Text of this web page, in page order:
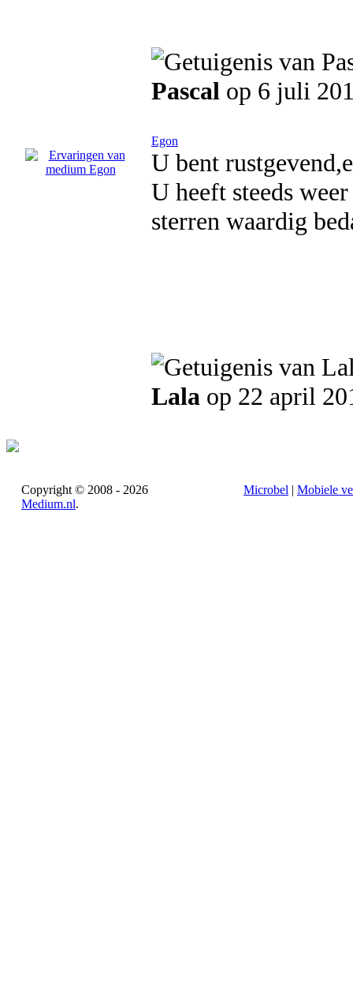
Pascal op 6 juli
Egon
U bent
U heeft steeds
sterren waardig
Lala op 22 april
Copyright © 2008 - 2026
Medium.nl.
Microbel | Mobiele